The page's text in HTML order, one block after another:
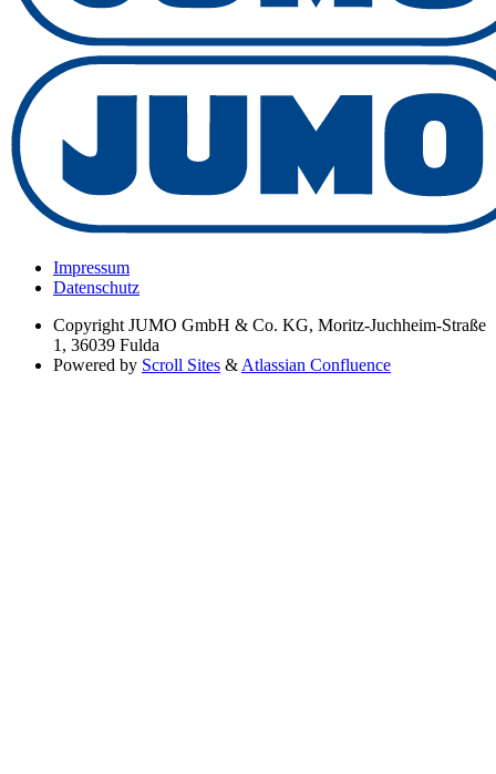
Impressum
Datenschutz
Copyright JUMO GmbH & Co. KG, Moritz-Juchheim-Straße
1, 36039 Fulda
Powered by Scroll Sites & Atlassian Confluence